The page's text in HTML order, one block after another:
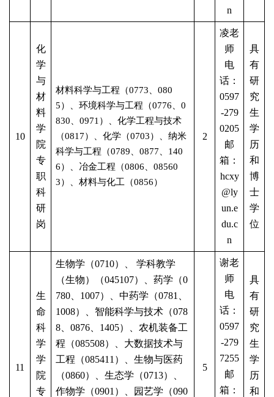
n
10
化
学
与
材
料
学
院
专
职
科
研
岗
材料科学与工程（0773
080
5）、环境科学与工程（0776
0
830
0971 ）、化学工程与技术
（0817）、化学（0703）、纳米
科学与工程（0789
0877、140
6）、冶金工程（0806
08560
3）、材料与化工（0856）
2
凌老
师
电
话：
0597
-279
0205
邮
箱：
hcxy
@ly
un.e
du.c
n
具
有
研
究
生
学
历
和
博
士
学
位
11
生
命
科
学
学
院
专
生物学（0710）、 学科教学
（生物）（045107）、药学（0
780、1007）、中药学（0781、
1008）、 智能科学与技术 （078
8、0876、1405）
农机装备工
程 （085508）、 大数据技术与
工程 （085411 ）、 生物与医药
（0860）、生态学（0713）、
作物学（0901）、园艺学（090
5
谢老
师
电
话：
0597
-279
7255
邮
箱：
具
有
研
究
生
学
历
和